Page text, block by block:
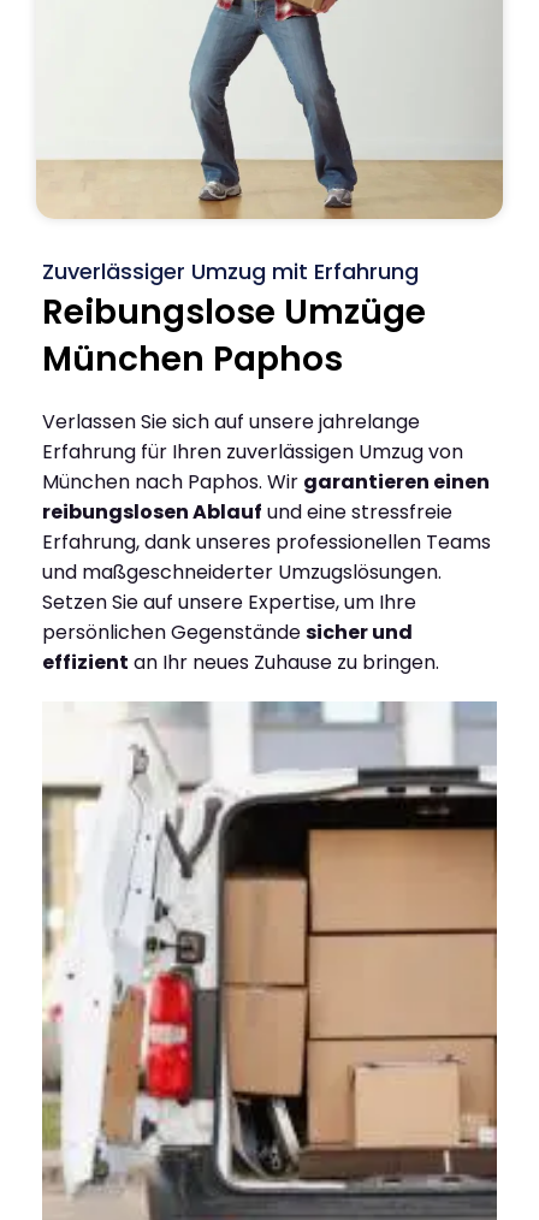
Zuverlässiger Umzug mit Erfahrung
Reibungslose Umzüge
München Paphos
Verlassen Sie sich auf unsere jahrelange
Erfahrung für Ihren zuverlässigen Umzug von
München nach Paphos. Wir garantieren einen
reibungslosen Ablauf und eine stressfreie
Erfahrung, dank unseres professionellen Teams
und maßgeschneiderter Umzugslösungen.
Setzen Sie auf unsere Expertise, um Ihre
persönlichen Gegenständesicher und
effizient an Ihr neues Zuhause zu bringen.